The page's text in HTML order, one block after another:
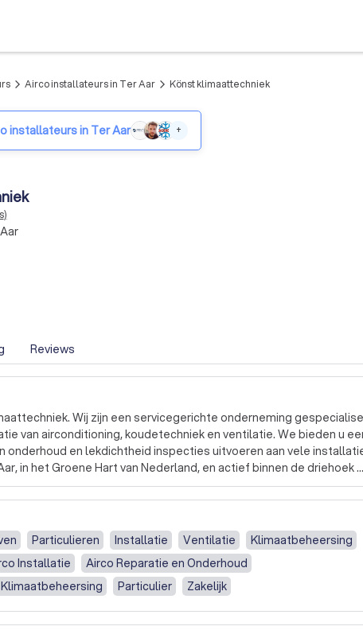
arrow_forward_ios Airco installateurs in Ter Aar arrow_forward_ios Könst klimaattechniek
installateurs in Ter Aar +
)
Reviews
Wij zijn een servicegerichte onderneming
van airconditioning, koudetechniek en ventilatie. We bieden u
onderhoud en lekdichtheid inspecties uitvoeren aan vele
in het Groene Hart van Nederland, en actief binnen de driehoek
Den Haag. Klanten waarderen ons om onze werkwijze, de
en onze scherpe offerte. We komen graag bij u langs voor een
op maat.
Particulieren Installatie Ventilatie
Klimaatbeheersing
Installatie
Airco Reparatie en Onderhoud
Particulier Zakelijk